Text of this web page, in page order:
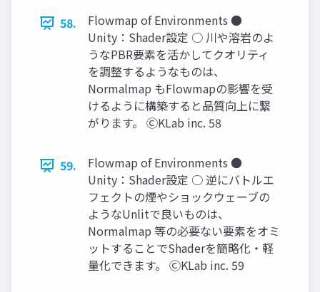
58.
Flowmap of Environments ●
Unity：Shader設定 ○ 川や溶岩のよ
うなPBR要素を活かしてクオリティ
を調整するようなものは、
Normalmap もFlowmapの影響を受
けるように構築すると品質向上に繋
がります。 ⒸKLab inc. 58
59.
Flowmap of Environments ●
Unity：Shader設定 ○ 逆にバトルエ
フェクトの煙やショックウェーブの
ようなUnlitで良いものは、
Normalmap 等の必要ない要素をオミ
ットすることでShaderを簡略化・軽
量化できます。 ⒸKLab inc. 59